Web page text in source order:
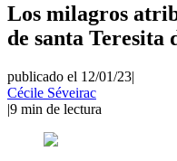
Los milagros
de santa Teresita
publicado el 12/01/23|
Cécile Séveirac
|9 min de lectura